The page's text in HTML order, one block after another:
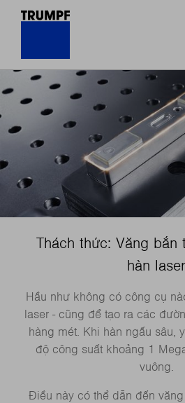
Thách thức: Văng bắn
hàn laser
Hầu như không có công cụ
laser - cũng để tạo ra các
hàng mét. Khi hàn ngấu sâu,
độ công suất khoảng 1
vuông.
Điều này có thể dẫn đến